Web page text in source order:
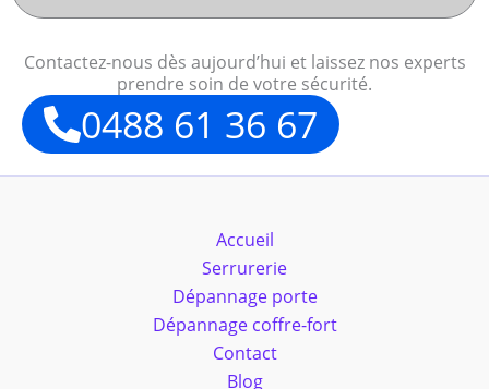
Contactez-nous dès aujourd’hui et laissez nos experts
prendre soin de votre sécurité.
0488 61 36 67
Accueil
Serrurerie
Dépannage porte
Dépannage coffre-fort
Contact
Blog